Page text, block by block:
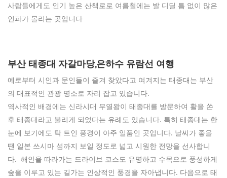
사람들에게도 인기 높은 산책로로 여름철에는 발 디딜 틈 없이 많은
인파가 몰리는 곳입니다
부산 태종대 자갈마당,은하수 유람선 여행
예로부터 시인과 문인들이 즐겨 찾았다고 여겨지는 태종대는 부산
의 대표적인 관광 명소로 자리 잡고 있습니다.
역사적인 배경에는 신라시대 무열왕이 태종대를 방문하여 활을 쏜
후 태종대라고 불리게 되었다는 유례도 있습니다. 특히 태종대는 한
눈에 보기에도 탁 트인 풍경이 아주 일품인 곳입니다. 날씨가 좋을
땐 일본 쓰시마 섬까지 보일 정도로 넓고 시원한 전망을 선사합니
다. 해안을 따라가는 드라이브 코스도 유명하고 수목으로 풍성하게
숲을 이루고 있는 길가는 인상적인 풍경을 자아냅니다. 다음으로 태